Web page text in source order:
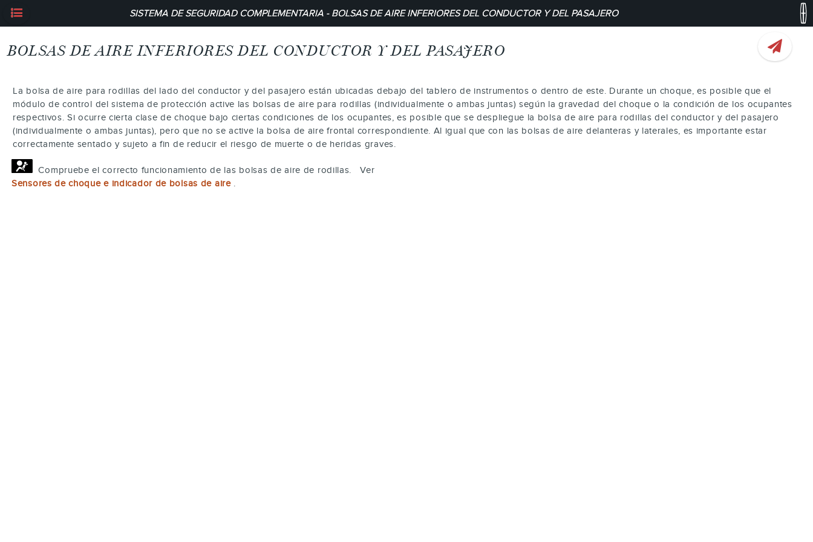
SISTEMA DE SEGURIDAD COMPLEMENTARIA - BOLSAS DE AIRE INFERIORES DEL CONDUCTOR Y DEL PASAJERO
BOLSAS DE AIRE INFERIORES DEL CONDUCTOR Y DEL PASAJERO
La bolsa de aire para rodillas del lado del conductor y del pasajero están ubicadas debajo del tablero de instrumentos o dentro de este. Durante un choque, es posible que el
módulo de control del sistema de protección active las bolsas de aire para rodillas (individualmente o ambas juntas) según la gravedad del choque o la condición de los ocupantes
respectivos. Si ocurre cierta clase de choque bajo ciertas condiciones de los ocupantes, es posible que se despliegue la bolsa de aire para rodillas del conductor y del pasajero
(individualmente o ambas juntas), pero que no se active la bolsa de aire frontal correspondiente. Al igual que con las bolsas de aire delanteras y laterales, es importante estar
correctamente sentado y sujeto a fin de reducir el riesgo de muerte o de heridas graves.
Compruebe el correcto funcionamiento de las bolsas de aire de rodillas. Ver
Sensores de choque e indicador de bolsas de aire .